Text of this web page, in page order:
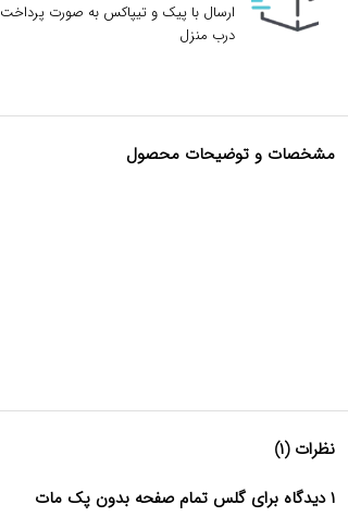
ارسال با پیک و تیپاکس به صورت پرداخت
درب منزل
مشخصات و توضیحات محصول
نظرات (۱)
۱ دیدگاه برای گلس تمام صفحه بدون پک مات